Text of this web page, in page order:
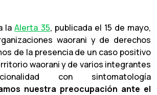
laAlerta 35, publicada el 15 de mayo,
waorani y de derechos
de la presencia de un caso positivo
waorani y de varios integrantes
con sintomatología
nuestra preocupación ante el